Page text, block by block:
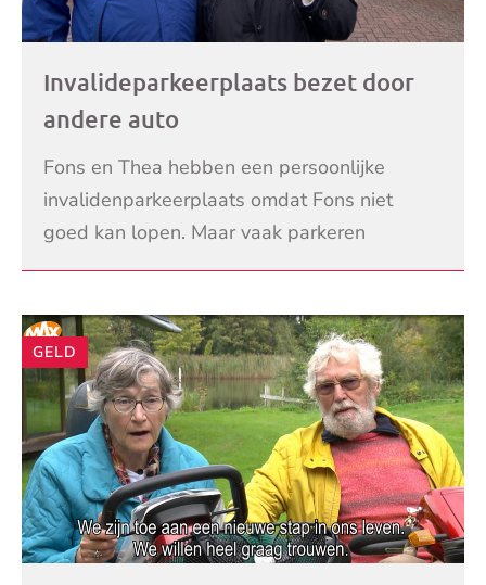
Invalideparkeerplaats bezet door
andere auto
Fons en Thea hebben een persoonlijke
invalidenparkeerplaats omdat Fons niet
goed kan lopen. Maar vaak parkeren
anderen op hun plek. De gemeente sleept
LEES VERDER
GELD